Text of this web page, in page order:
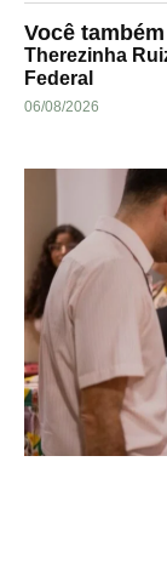
Você
Therezinha
Federal
06/08/2026